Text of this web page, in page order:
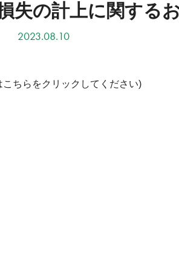
失の計上に関する
2023.08.10
ちらをクリックしてください)